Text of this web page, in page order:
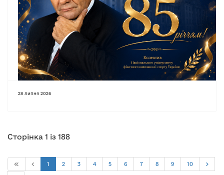
28 липня 2026
Сторінка 1 із 188
1 2 3 4 5 6 7 8 9 10